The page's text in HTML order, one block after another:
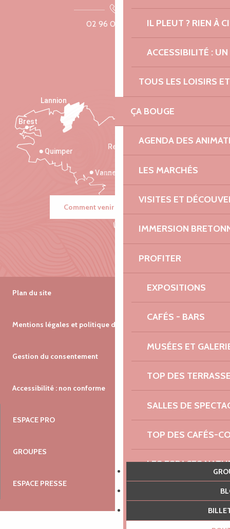
IL PLEUT ? RIEN À
ACCESSIBILITÉ :
TOUS LES LOISIRS
ÇA BOUGE
AGENDA DES
LES MARCHÉS
VISITES ET
IMMERSION
PROFITER
EXPOSITIONS
CAFÉS - BARS
MUSÉES ET
TOP DES
SALLES DE
TOP DES CAFÉS-
LES ESPACES
AGENDA NAUTIQUE
RENDEZ-VOUS DU
02 96 05 60 70
Saint-Malo
Rennes
Vannes
Quimper
Lannion
Brest
Comment venir ?
Plan du site
Mentions légales et politique de confidentialité
Gestion du consentement
Accessibilité : non conforme
ESPACE PRO
GROUPES
ESPACE PRESSE